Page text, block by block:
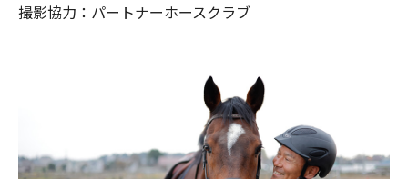
撮影協力：パートナーホースクラブ